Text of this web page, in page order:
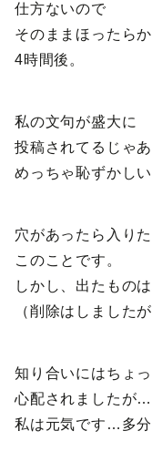
仕方ないので
そのままほったら
4時間後。
私の文句が盛大に
投稿されてるじゃ
めっちゃ恥ずかし
穴があったら入り
このことです。
しかし、出たもの
（削除はしましたが
知り合いにはちょっ
心配されましたが…
私は元気です…多分